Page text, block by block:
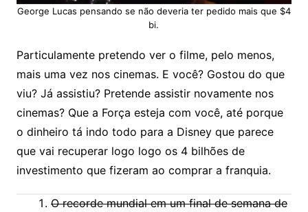
George Lucas pensando se não deveria ter pedido mais que $4
bi.
Particulamente pretendo ver o filme, pelo menos,
mais uma vez nos cinemas. E você? Gostou do que
viu? Já assistiu? Pretende assistir novamente nos
cinemas? Que a Força esteja com você, até porque
o dinheiro tá indo todo para a Disney que parece
que vai recuperar logo logo os 4 bilhões de
investimento que fizeram ao comprar a franquia.
O recorde mundial em um final de semana de